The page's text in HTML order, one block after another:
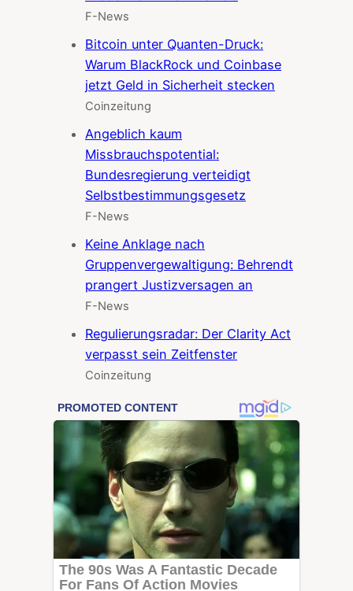
F-News
Bitcoin unter Quanten-Druck:
Warum BlackRock und Coinbase
jetzt Geld in Sicherheit stecken
Coinzeitung
Angeblich kaum
Missbrauchspotential:
Bundesregierung verteidigt
Selbstbestimmungsgesetz
F-News
Keine Anklage nach
Gruppenvergewaltigung: Behrendt
prangert Justizversagen an
F-News
Regulierungsradar: Der Clarity Act
verpasst sein Zeitfenster
Coinzeitung